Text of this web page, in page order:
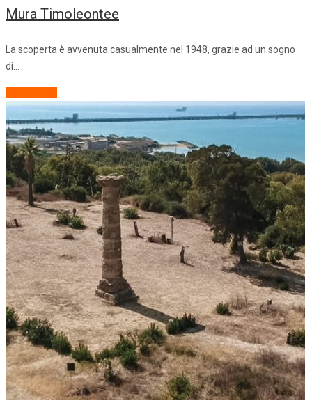
Mura Timoleontee
La scoperta è avvenuta casualmente nel 1948, grazie ad un sogno
di…